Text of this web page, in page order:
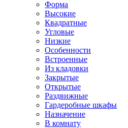
Форма
Высокие
Квадратные
Угловые
Низкие
Особенности
Встроенные
Из кладовки
Закрытые
Открытые
Раздвижные
Гардеробные шкафы
Назначение
В комнату